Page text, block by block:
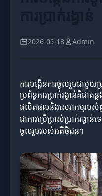
2026-06-18 Admin
ការបង្កើនការចូលរួមជាមួយប្រ
ប្រព័ន្ធការប្រាក់រង្វាន់គឺជា
ផលិតផលនិងសេវាកម្មរបស់ពួ
ជាការប្រើប្រាស់ប្រាក់រង្វាន់
ចូលរួមរបស់អតិថិជន។